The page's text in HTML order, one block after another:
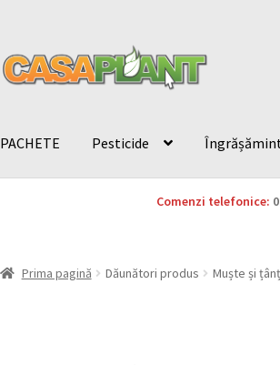
PACHETE Pesticide
Comenzi telefonice:
Prima pagină Dăunători produs Muște și